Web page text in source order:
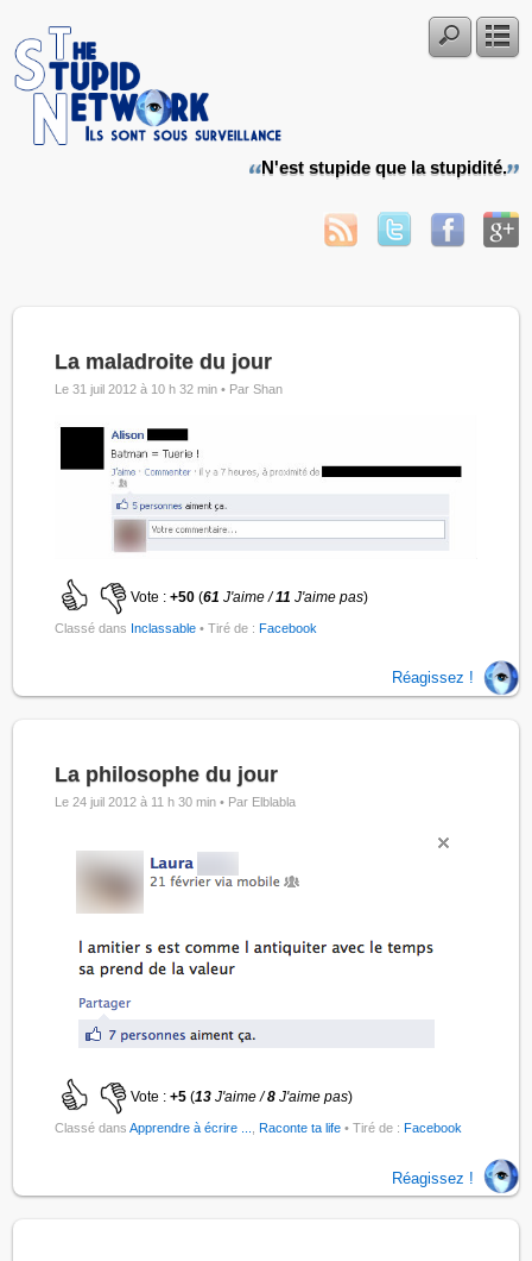
N'est stupide que la stupidité.
La maladroite du jour
Le 31 juil 2012 à 10 h 32 min • Par Shan
Vote :+50 (61J'aime /11 J'aime pas)
Classé dans Inclassable • Tiré de :Facebook
Réagissez !
La philosophe du jour
Le 24 juil 2012 à 11 h 30 min • Par Elblabla
Vote :+5 (13J'aime /8 J'aime pas)
Classé dansApprendre à écrire ..., Raconte ta life • Tiré de : Facebook
Réagissez !